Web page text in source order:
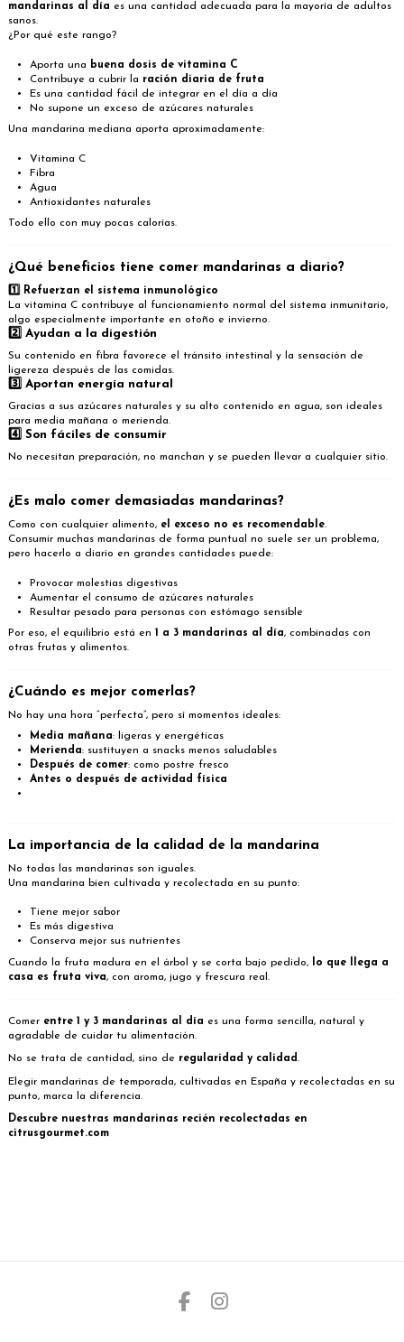
mandarinas al día es una cantidad adecuada para la mayoría de adultos
sanos.
¿Por qué este rango?
Aporta una buena dosis de vitamina C
Contribuye a cubrir la ración diaria de fruta
Es una cantidad fácil de integrar en el día a día
No supone un exceso de azúcares naturales
Una mandarina mediana aporta aproximadamente:
Vitamina C
Fibra
Agua
Antioxidantes naturales
Todo ello con muy pocas calorías.
¿Qué beneficios tiene comer mandarinas a diario?
1️⃣ Refuerzan el sistema inmunológico
La vitamina C contribuye al funcionamiento normal del sistema inmunitario,
algo especialmente importante en otoño e invierno.
2️⃣ Ayudan a la digestión
Su contenido en fibra favorece el tránsito intestinal y la sensación de
ligereza después de las comidas.
3️⃣ Aportan energía natural
Gracias a sus azúcares naturales y su alto contenido en agua, son ideales
para media mañana o merienda.
4️⃣ Son fáciles de consumir
No necesitan preparación, no manchan y se pueden llevar a cualquier sitio.
¿Es malo comer demasiadas mandarinas?
Como con cualquier alimento, el exceso no es recomendable.
Consumir muchas mandarinas de forma puntual no suele ser un problema,
pero hacerlo a diario en grandes cantidades puede:
Provocar molestias digestivas
Aumentar el consumo de azúcares naturales
Resultar pesado para personas con estómago sensible
Por eso, el equilibrio está en 1 a 3 mandarinas al día, combinadas con
otras frutas y alimentos.
¿Cuándo es mejor comerlas?
No hay una hora “perfecta”, pero sí momentos ideales:
Media mañana: ligeras y energéticas
Merienda: sustituyen a snacks menos saludables
Después de comer: como postre fresco
Antes o después de actividad física
La importancia de la calidad de la mandarina
No todas las mandarinas son iguales.
Una mandarina bien cultivada y recolectada en su punto:
Tiene mejor sabor
Es más digestiva
Conserva mejor sus nutrientes
Cuando la fruta madura en el árbol y se corta bajo pedido,
lo que llega a
casa es fruta viva, con aroma, jugo y frescura real.
Comer entre 1 y 3 mandarinas al día es una forma sencilla, natural y
agradable de cuidar tu alimentación.
No se trata de cantidad, sino de regularidad y calidad.
Elegir mandarinas de temporada, cultivadas en España y recolectadas en su
punto, marca la diferencia.
Descubre nuestras mandarinas recién recolectadas en
citrusgourmet.com